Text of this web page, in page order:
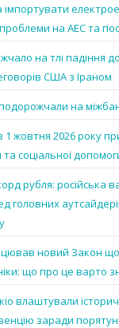
імпортувати
на АЕС та
на тлі падіння
США з Іраном
на
1 жовтня 2026 року
соціальної
рубля: російська
головних
новий Закон
що про це варто
влаштували
заради